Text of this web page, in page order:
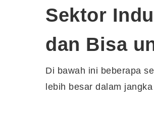
Sektor
dan Bisa
Di bawah ini beberapa
lebih besar dalam